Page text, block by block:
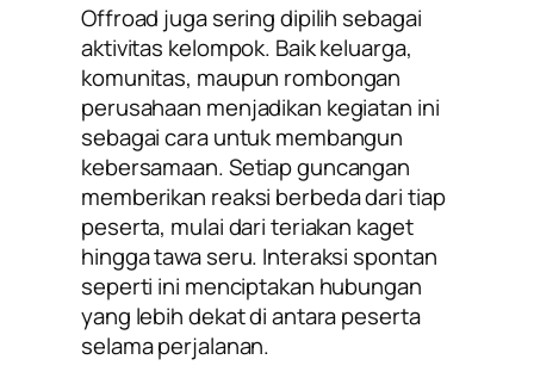
Offroad juga sering dipilih sebagai
aktivitas kelompok. Baik keluarga,
komunitas, maupun rombongan
perusahaan menjadikan kegiatan ini
sebagai cara untuk membangun
kebersamaan. Setiap guncangan
memberikan reaksi berbeda dari tiap
peserta, mulai dari teriakan kaget
hingga tawa seru. Interaksi spontan
seperti ini menciptakan hubungan
yang lebih dekat di antara peserta
selama perjalanan.